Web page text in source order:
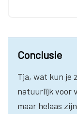
Conclusie
Tja, wat kun je
natuurlijk voor
maar helaas